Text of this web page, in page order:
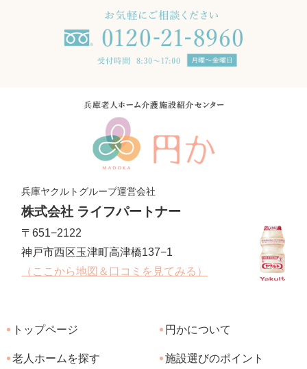
兵庫ヤクルトグループ運営会社
株式会社 ライフパートナー
〒651−2122
神戸市西区玉津町高津橋137−1
（ここから地図＆口コミを見てみる）
トップページ 円かについて
老人ホームを探す 施設選びのポイント